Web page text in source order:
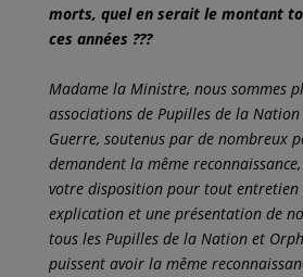
morts, quel en serait le montant
ces années ???
Madame la Ministre, nous sommes
associations de Pupilles de la
Guerre, soutenus par de nombreux
demandent la même
votre disposition pour tout
explication et une présentation de
tous les Pupilles de la Nation et
puissent avoir la même